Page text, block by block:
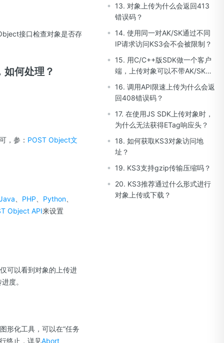
接口检查对象是否存
何处理？
，参： POST Object文
PHP Python
Object API来设置
可以看到对象的上传进
度。
形化工具，可以在“任务
终止，详见Abort
13. 对象上传为什么会返回413
错误码？
14. 使用同一对AK/SK通过不同
IP请求访问KS3会不会被限制？
15. 用C/C++版SDK做一个客户
端，上传对象可以不带AK/SK
16. 调用API限速上传为什么会返
回408错误码？
17. 在使用JS SDK上传对象时，
为什么无法获得ETag响应头？
18. 如何获取KS3对象访问地
址？
19. KS3支持gzip传输压缩吗？
20. KS3推荐通过什么形式进行
对象上传或下载？